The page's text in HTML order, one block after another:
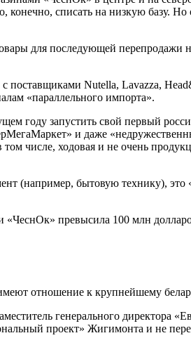
списать на низкую базу. Но
для последующей перепродажи
Nutella, Lavazza,
«параллельного импорта».
году запустить свой первый
и даже
числе, ходовая и не очень
(например, бытовую технику),
превысила 100 млн
отношение к крупнейшему
генерального директора
проект» Жигимонта и не